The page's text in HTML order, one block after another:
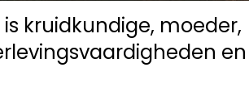
is kruidkundige, moeder,
en